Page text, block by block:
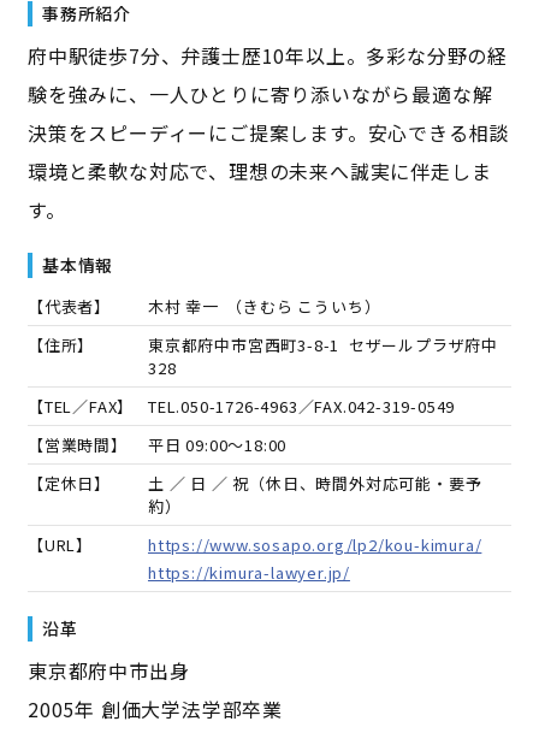
事務所紹介
府中駅徒歩7分、弁護士歴10年以上。多彩な分野の経
験を強みに、一人ひとりに寄り添いながら最適な解
決策をスピーディーにご提案します。安心できる相談
環境と柔軟な対応で、理想の未来へ誠実に伴走しま
す。
基本情報
【代表者】 木村 幸一 （きむら こういち）
【住所】
東京都府中市宮西町3-8-1 セザールプラザ府中
328
【TEL／FAX】
TEL.050-1726-4963 ／FAX.042-319-0549
【営業時間】
平日 09:00～18:00
【定休日】
土 ／ 日 ／ 祝（休日、時間外対応可能・要予
約）
【URL】
https://www.sosapo.org/lp2/kou-kimura/
https://kimura-lawyer.jp/
沿革
東京都府中市出身
2005年 創価大学法学部卒業